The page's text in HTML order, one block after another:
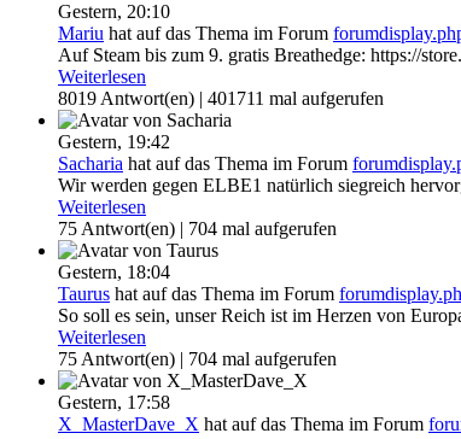
Gestern, 20:10
Mariu hat auf das Thema im Forum
Auf Steam bis zum 9. gratis Breathedge: https://
Weiterlesen
8019 Antwort(en) | 401711 mal aufgerufen
Gestern, 19:42
Sacharia hat auf das Thema im Forum
Wir werden gegen ELBE1 natürlich siegreich
Weiterlesen
75 Antwort(en) | 704 mal aufgerufen
Gestern, 18:04
Taurus hat auf das Thema im Forum
So soll es sein, unser Reich ist im Herzen von
Weiterlesen
75 Antwort(en) | 704 mal aufgerufen
Gestern, 17:58
X_MasterDave_X hat auf das Thema im Forum